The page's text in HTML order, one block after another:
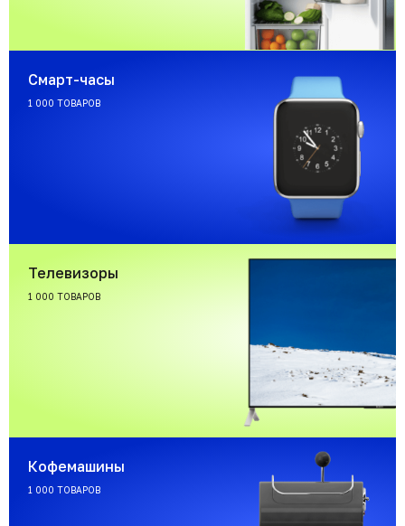
Смарт-часы
1 000 ТОВАРОВ
Телевизоры
1 000 ТОВАРОВ
Кофемашины
1 000 ТОВАРОВ